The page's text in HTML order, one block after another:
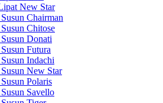
New Star
Chairman
Chitose
Donati
Futura
Indachi
New Star
Polaris
Savello